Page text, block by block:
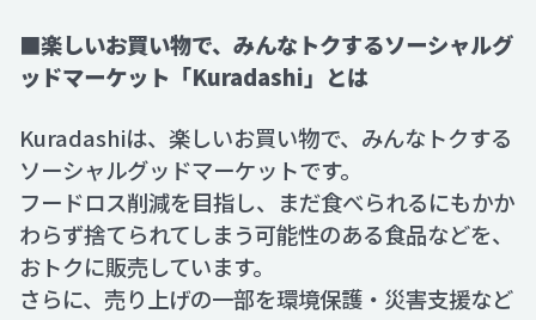
■楽しいお買い物で、みんなトクするソーシャルグ
ッドマーケット「Kuradashi」とは
Kuradashiは、楽しいお買い物で、みんなトクする
ソーシャルグッドマーケットです。
フードロス削減を目指し、まだ食べられるにもかか
わらず捨てられてしまう可能性のある食品などを、
おトクに販売しています。
さらに、売り上げの一部を環境保護・災害支援など